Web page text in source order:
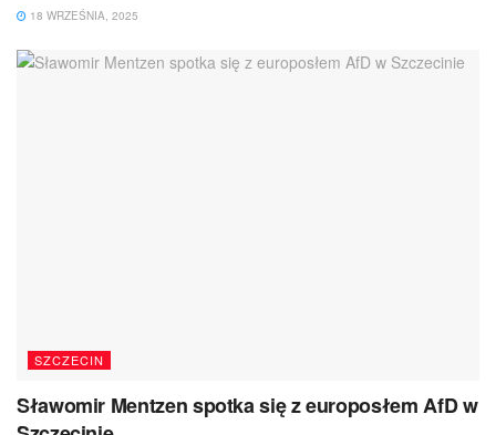
18 WRZEŚNIA, 2025
SZCZECIN
Sławomir Mentzen spotka się z europosłem AfD w